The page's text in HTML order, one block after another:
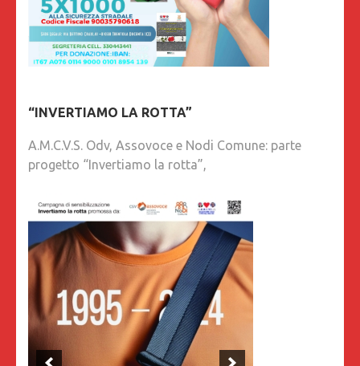
“INVERTIAMO LA ROTTA”
A.M.C.V.S. Odv, Assovoce e Nodi Comune: parte
progetto “Invertiamo la rotta”,